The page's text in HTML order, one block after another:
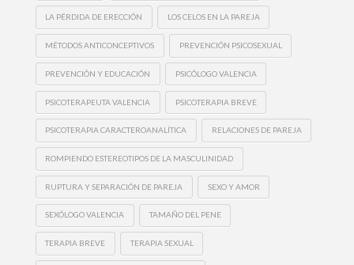
LA PÉRDIDA DE ERECCIÓN LOS CELOS EN LA PAREJA
MÉTODOS ANTICONCEPTIVOS PREVENCIÓN PSICOSEXUAL
PREVENCIÓN Y EDUCACIÓN PSICÓLOGO VALENCIA
PSICOTERAPEUTA VALENCIA PSICOTERAPIA BREVE
PSICOTERAPIA CARACTEROANALÍTICA RELACIONES DE PAREJA
ROMPIENDO ESTEREOTIPOS DE LA MASCULINIDAD
RUPTURA Y SEPARACIÓN DE PAREJA SEXO Y AMOR
SEXÓLOGO VALENCIA TAMAÑO DEL PENE
TERAPIA BREVE TERAPIA SEXUAL